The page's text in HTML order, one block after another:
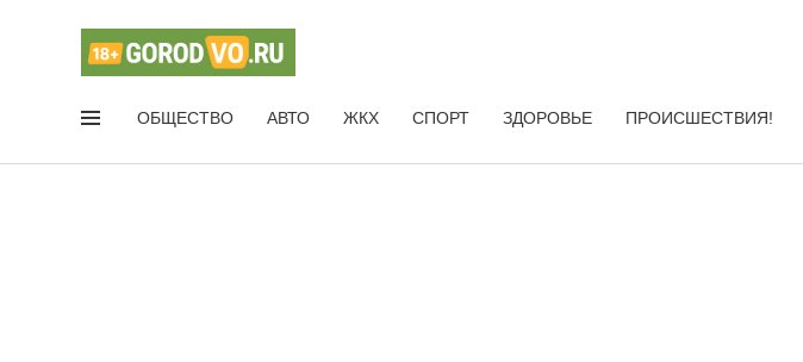
ОБЩЕСТВО АВТО ЖКХ СПОРТ ЗДОРОВЬЕ ПРОИСШЕСТВИЯ!